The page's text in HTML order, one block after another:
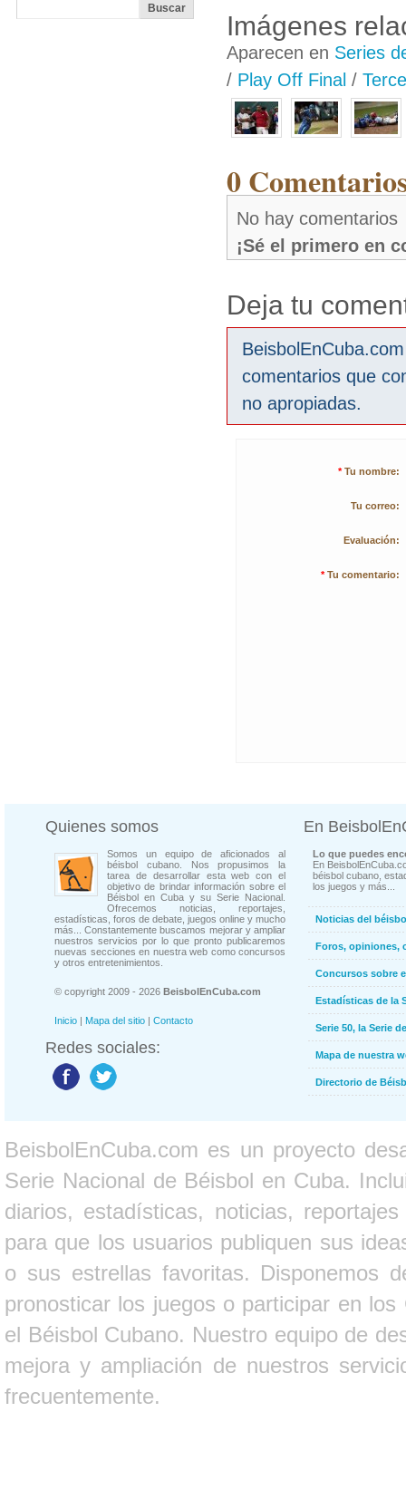
Imágenes
Aparecen en Series
/ Play Off Final /
0
No hay comentarios
¡Sé el primero en
Deja tu
comentarios que
no apropiadas.
* Tu nombre:
Tu correo:
Evaluación:
* Tu comentario:
Quienes somos
Somos un equipo de aficionados al
béisbol cubano. Nos propusimos la
tarea de desarrollar esta web con el
objetivo de brindar información sobre el
Béisbol en Cuba y su Serie Nacional.
Ofrecemos noticias, reportajes,
estadísticas, foros de debate, juegos online y mucho
más... Constantemente buscamos mejorar y ampliar
nuestros servicios por lo que pronto publicaremos
nuevas secciones en nuestra web como concursos
y otros entretenimientos.
© copyright 2009 - 2026 BeisbolEnCuba.com
Inicio | Mapa del sitio | Contacto
Redes sociales:
En
Lo que puedes
En
béisbol cubano,
los juegos y más...
Noticias del
Foros, opiniones,
Concursos sobre
Estadísticas de la
Serie 50, la Serie
Mapa de nuestra
Directorio de
BeisbolEnCuba.com es un proyecto
Serie Nacional de Béisbol en Cuba.
diarios, estadísticas, noticias,
para que los usuarios publiquen sus
o sus estrellas favoritas. Disponemos
pronosticar los juegos o participar en
el Béisbol Cubano. Nuestro equipo de
mejora y ampliación de nuestros
frecuentemente.